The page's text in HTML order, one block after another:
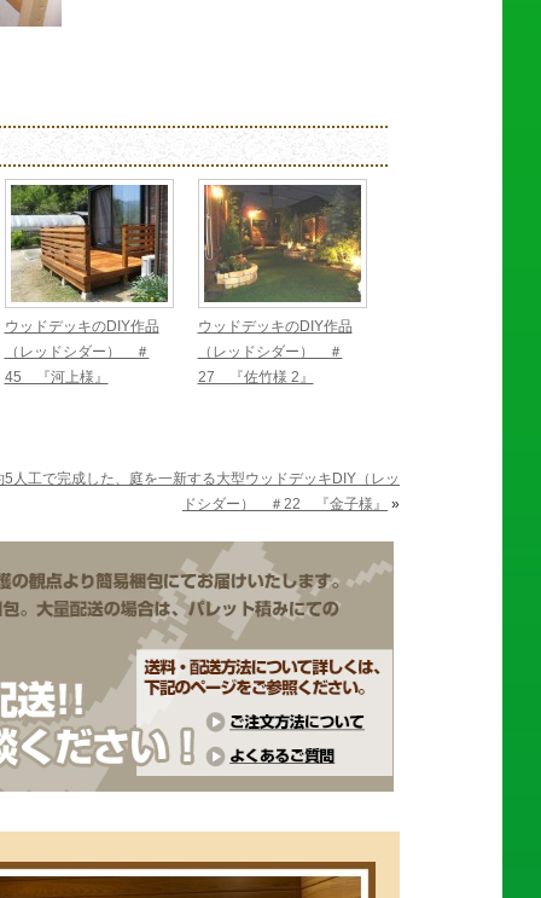
ウッドデッキのDIY作品
（レッドシダー） ＃
45 『河上様』
ウッドデッキのDIY作品
（レッドシダー） ＃
27 『佐竹様 2』
5人工で完成した、庭を一新する大型ウッドデッキDIY（レッ
ドシダー） ＃22 『金子様』
»